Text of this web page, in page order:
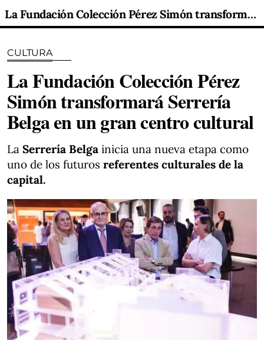
La Fundación Colección Pérez Simón transformará Serrería Belga en un gran centro cultural
CULTURA
La Fundación Colección Pérez
Simón transformará Serrería
Belga en un gran centro cultural
La Serrería Belga inicia una nueva etapa como
uno de los futuros referentes culturales de la
capital.